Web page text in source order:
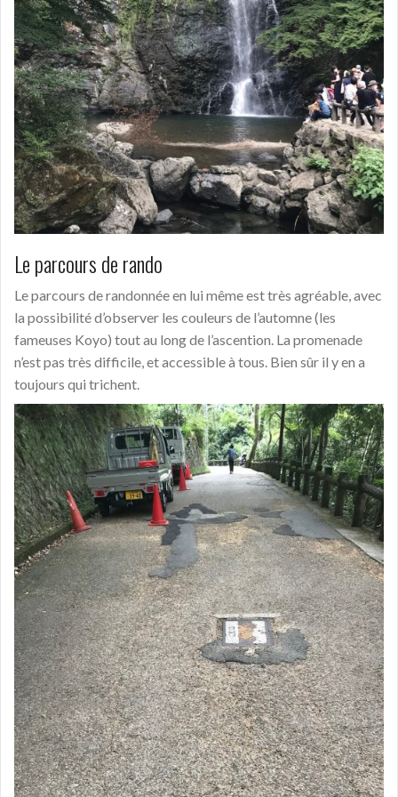
Le parcours de rando
Le parcours de randonnée en lui même est très agréable, avec
la possibilité d’observer les couleurs de l’automne (les
fameuses Koyo) tout au long de l’ascention. La promenade
n’est pas très difficile, et accessible à tous. Bien sûr il y en a
toujours qui trichent.